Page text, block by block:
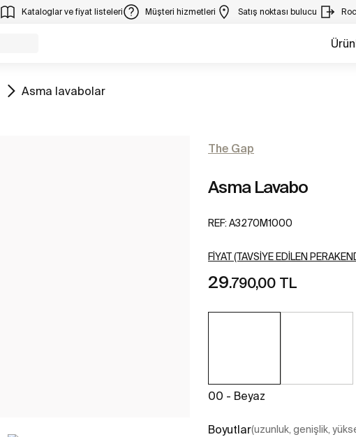
Kataloglar ve fiyat listeleri Müşteri hizmetleri Satış noktası bulucu
Tüm
Asma lavabolar
The Gap
Asma Lavabo
REF: A3270M1000
FIYAT (TAVSIYE EDILEN
29.790,00 TL
00 - Beyaz
Boyutlar(uzunluk, genişlik,